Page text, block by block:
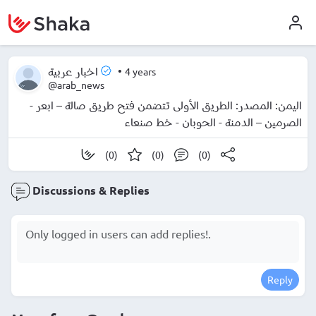
اخبار عربية • 4 years
@arab_news
اليمن: المصدر: الطريق الأولى تتضمن فتح طريق صالة – ابعر -
الصرمين – الدمنة - الحوبان - خط صنعاء
(0) (0) (0)
Discussions & Replies
Reply